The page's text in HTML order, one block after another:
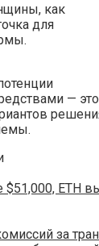
как
для
— это
ETH
за